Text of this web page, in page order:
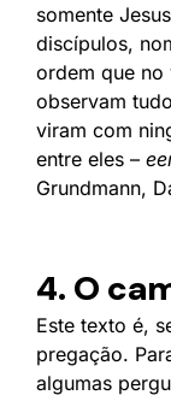
somente
discípulos,
ordem que no
observam
viram com
entre eles –
Grundmann,
4. O
Este texto é,
pregação.
algumas